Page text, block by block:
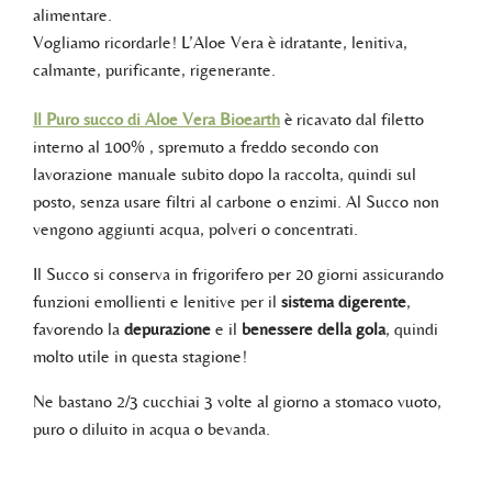
alimentare.
Vogliamo ricordarle! L’Aloe Vera è idratante, lenitiva,
calmante, purificante, rigenerante.
Il Puro succo di Aloe Vera Bioearth è ricavato dal filetto
interno al 100% , spremuto a freddo secondo con
lavorazione manuale subito dopo la raccolta, quindi sul
posto, senza usare filtri al carbone o enzimi. Al Succo non
vengono aggiunti acqua, polveri o concentrati.
Il Succo si conserva in frigorifero per 20 giorni assicurando
funzioni emollienti e lenitive per il sistema digerente,
favorendo la depurazione e il benessere della gola, quindi
molto utile in questa stagione!
Ne bastano 2/3 cucchiai 3 volte al giorno a stomaco vuoto,
puro o diluito in acqua o bevanda.